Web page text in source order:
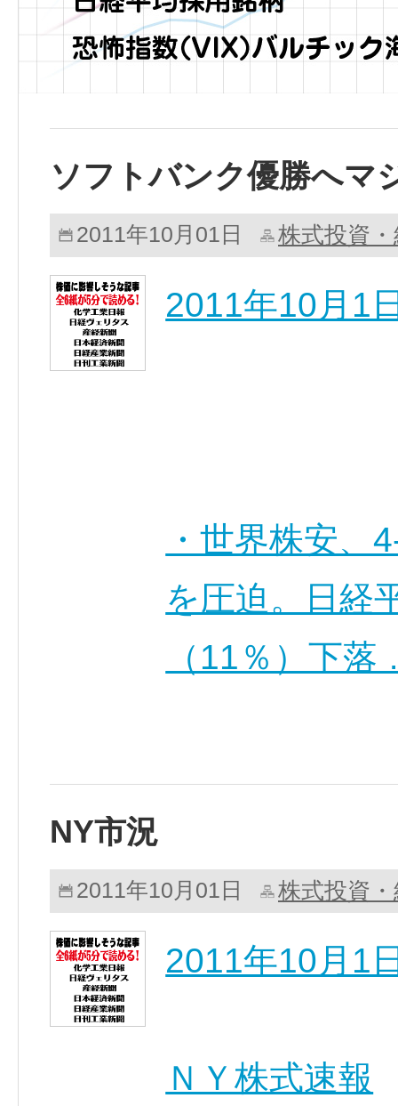
ソフトバンク優勝へマ
2011年10月01日 株式投資
2011年10月1
・世界株安、
を圧迫。日経
（11％）下
NY市況
2011年10月01日 株式投資
2011年10月1
ＮＹ株式速報